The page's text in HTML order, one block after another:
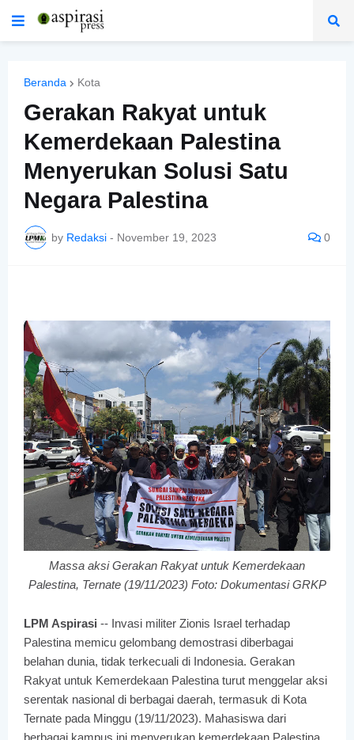
Beranda Kota
Gerakan Rakyat untuk
Kemerdekaan Palestina
Menyerukan Solusi Satu
Negara Palestina
by Redaksi - November 19, 2023 0
Massa aksi Gerakan Rakyat untuk Kemerdekaan
Palestina, Ternate (19/11/2023) Foto: Dokumentasi GRKP
LPM Aspirasi -- Invasi militer Zionis Israel terhadap
Palestina memicu gelombang demostrasi diberbagai
belahan dunia, tidak terkecuali di Indonesia. Gerakan
Rakyat untuk Kemerdekaan Palestina turut menggelar aksi
serentak nasional di berbagai daerah, termasuk di Kota
Ternate pada Minggu (19/11/2023). Mahasiswa dari
berbagai kampus ini menyerukan kemerdekaan Palestina.